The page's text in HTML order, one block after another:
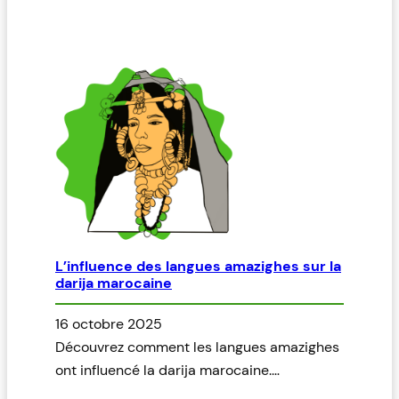
L’influence des langues amazighes sur la
darija marocaine
16 octobre 2025
Découvrez comment les langues amazighes
ont influencé la darija marocaine.…